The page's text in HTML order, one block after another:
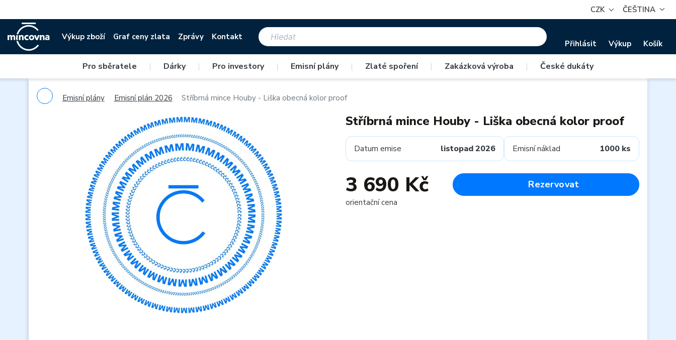
CZK ČEŠTINA
Výkup zboží Graf ceny zlata Zprávy Kontakt
Přihlásit Výkup Košík
Pro sběratele | Dárky | Pro investory | Emisní plány | Zlaté spoření | Zakázková výroba | České dukáty
Emisní plány Emisní plán 2026 Stříbrná mince Houby - Liška obecná kolor proof
Stříbrná mince Houby - Liška obecná kolor proof
Datum emise listopad 2026 Emisní náklad 1000 ks
3 690 Kč
orientační cena
Rezervovat